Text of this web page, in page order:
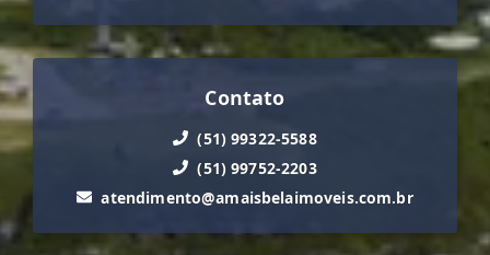
Contato
(51) 99322-5588
(51) 99752-2203
atendimento@amaisbelaimoveis.com.br